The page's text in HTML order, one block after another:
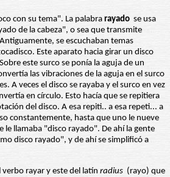
con su tema". La palabra rayado se usa
de la cabeza", o sea que transmite
se escuchaban temas
Este aparato hacia girar un disco
este surco se ponía la aguja de un
las vibraciones de la aguja en el surco
A veces el disco se rayaba y el surco en vez
en círculo. Esto hacía que se repitiera
del disco. A esa repiti.. a esa repeti... a
constantemente, hasta que uno le nueve
le llamaba "disco rayado". De ahí la gente
disco rayado", y de ahí se simplificó a
verbo rayar y este del latín radius (rayo) que